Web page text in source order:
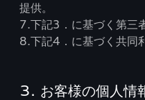
提供。
7.下記3．に基づく第三
8.下記4．に基づく共同
3. お客様の個人情